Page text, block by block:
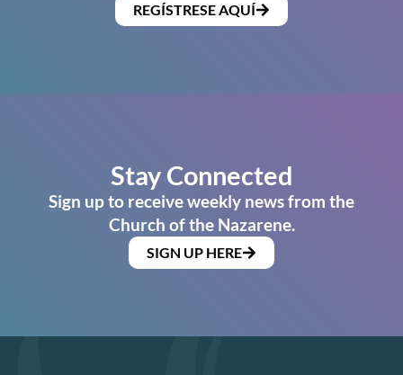
REGÍSTRESE AQUÍ
Stay Connected
Sign up to receive weekly news from the
Church of the Nazarene.
SIGN UP HERE